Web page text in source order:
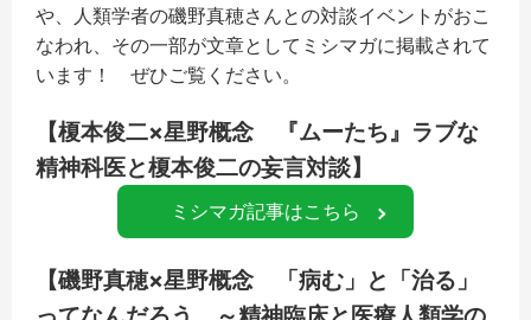
や、人類学者の磯野真穂さんとの対談イベントがおこ
なわれ、その一部が文章としてミシマガに掲載されて
います！ ぜひご覧ください。
【榎本俊二×星野概念 『ムーたち』ラブな
精神科医と榎本俊二の妄言対談】
ミシマガ記事はこちら
【磯野真穂×星野概念 「病む」と「治る」